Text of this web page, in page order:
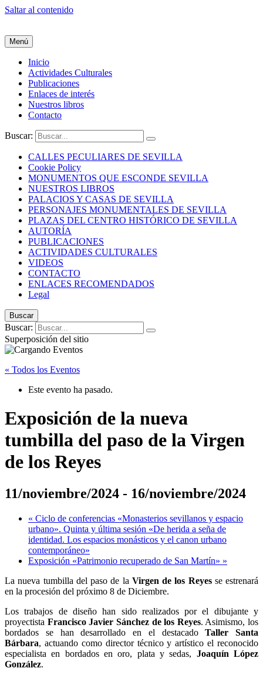
Saltar al contenido
Menú
Inicio
Actividades Culturales
Publicaciones
Enlaces de interés
Nuestros libros
Contacto
Buscar:
CALLES PECULIARES DE SEVILLA
Cookie Policy
MONUMENTOS QUE ESCONDE SEVILLA
NUESTROS LIBROS
PALACIOS Y CASAS DE SEVILLA
PERSONAJES MONUMENTALES DE SEVILLA
PLAZAS DEL CENTRO HISTÓRICO DE SEVILLA
AUTORÍA
PUBLICACIONES
ACTIVIDADES CULTURALES
VIDEOS
CONTACTO
ENLACES RECOMENDADOS
Legal
Buscar
Buscar:
Superposición del sitio
« Todos los Eventos
Este evento ha pasado.
Exposición de la nueva
tumbilla del paso de la Virgen
de los Reyes
11/noviembre/2024 - 16/noviembre/2024
« Ciclo de conferencias «Monasterios sevillanos y espacio
urbano». Quinta y última sesión «De herida a seña de
identidad. Los espacios monásticos y el canon urbano
contemporáneo»
Exposición «Patrimonio recuperado de San Martín» »
La nueva tumbilla del paso de la Virgen de los Reyesse estrenará
en la procesión del próximo 8 de Diciembre.
Los trabajos de diseño han sido realizados por el dibujante y
proyectista Francisco Javier Sánchez de los Reyes. Asimismo, los
bordados se han desarrollado en el destacadoTaller Santa
Bárbara, actuando como director técnico y artístico el reconocido
especialista en bordados en oro, plata y sedas, Joaquín López
González.